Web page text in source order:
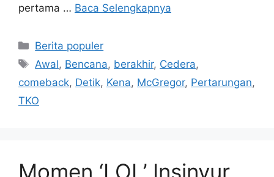
pertama … Baca Selengkapnya
Kategori
Berita populer
Tag
Awal, Bencana, berakhir, Cedera,
comeback, Detik, Kena, McGregor, Pertarungan,
TKO
Momen ‘LOL’ Insinyur